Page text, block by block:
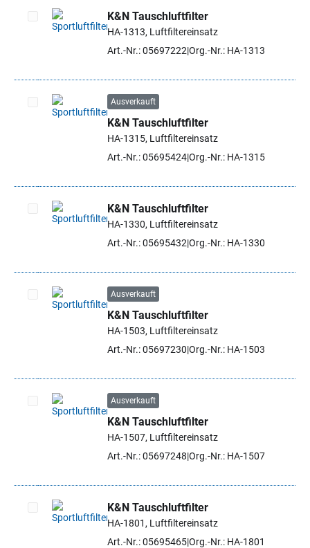
Artikel auswählen
K&N Tauschluftfilter
HA-1313, Luftfiltereinsatz
Art.-Nr.: 05697222 Org.-Nr.: HA-1313
Artikel auswählen
Ausverkauft
K&N Tauschluftfilter
HA-1315, Luftfiltereinsatz
Art.-Nr.: 05695424Org.-Nr.: HA-1315
Artikel auswählen
K&N Tauschluftfilter
HA-1330, Luftfiltereinsatz
Art.-Nr.: 05695432 Org.-Nr.: HA-1330
Artikel auswählen
Ausverkauft
K&N Tauschluftfilter
HA-1503, Luftfiltereinsatz
Art.-Nr.: 05697230 Org.-Nr.: HA-1503
Artikel auswählen
Ausverkauft
K&N Tauschluftfilter
HA-1507, Luftfiltereinsatz
Art.-Nr.: 05697248 Org.-Nr.: HA-1507
Artikel auswählen
K&N Tauschluftfilter
HA-1801, Luftfiltereinsatz
Art.-Nr.: 05695465Org.-Nr.: HA-1801